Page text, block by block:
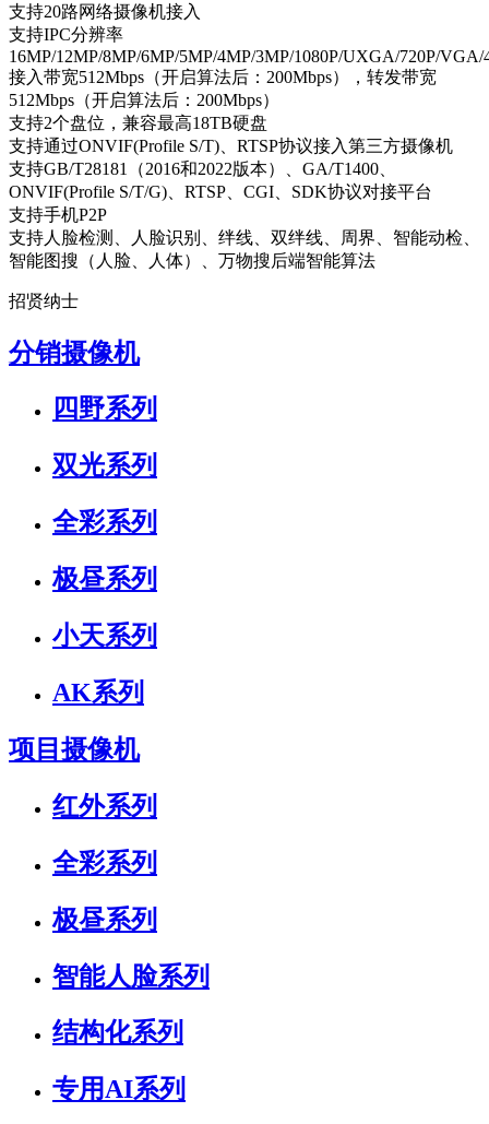
支持20路网络摄像机接入
支持IPC分辨率
16MP/12MP/8MP/6MP/5MP/4MP/3MP/1080P/UXGA/720P/
接入带宽512Mbps（开启算法后：200Mbps），转发带宽
512Mbps（开启算法后：200Mbps）
支持2个盘位，兼容最高18TB硬盘
支持通过ONVIF(Profile S/T)、RTSP协议接入第三方摄像机
支持GB/T28181（2016和2022版本）、GA/T1400、
ONVIF(Profile S/T/G)、RTSP、CGI、SDK协议对接平台
支持手机P2P
支持人脸检测、人脸识别、绊线、双绊线、周界、智能动检、
智能图搜（人脸、人体）、万物搜后端智能算法
招贤纳士
分销摄像机
四野系列
双光系列
全彩系列
极昼系列
小天系列
AK系列
项目摄像机
红外系列
全彩系列
极昼系列
智能人脸系列
结构化系列
专用AI系列